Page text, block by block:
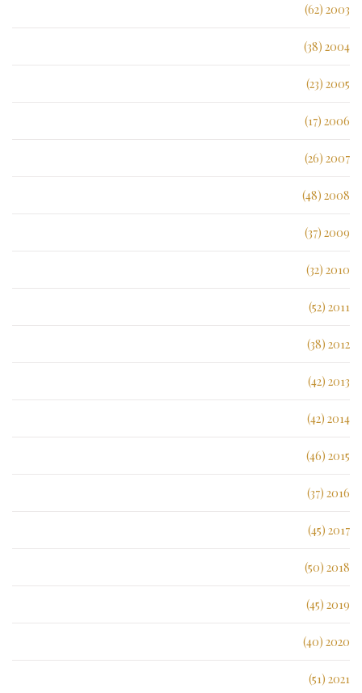
2003 (62)
2004 (38)
2005 (23)
2006 (17)
2007 (26)
2008 (48)
2009 (37)
2010 (32)
2011 (52)
2012 (38)
2013 (42)
2014 (42)
2015 (46)
2016 (37)
2017 (45)
2018 (50)
2019 (45)
2020 (40)
2021 (51)